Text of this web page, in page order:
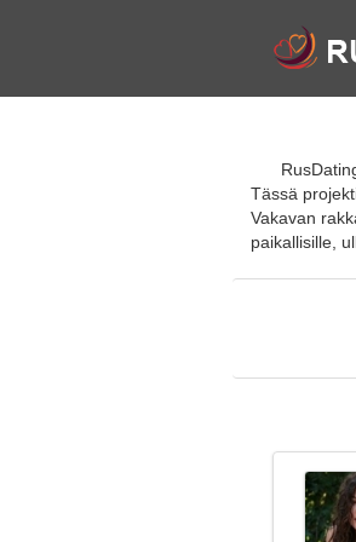
Tässä
Vakavan
paikallisille,